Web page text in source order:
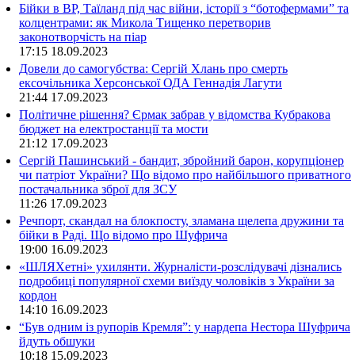
Бійки в ВР, Таїланд під час війни, історії з “ботофермами” та
колцентрами: як Микола Тищенко перетворив
законотворчість на піар
17:15 18.09.2023
Довели до самогубства: Сергій Хлань про смерть
ексочільника Херсонської ОДА Геннадія Лагути
21:44 17.09.2023
Політичне рішення? Єрмак забрав у відомства Кубракова
бюджет на електростанції та мости
21:12 17.09.2023
Сергій Пашинський - бандит, збройний барон, корупціонер
чи патріот України? Що відомо про найбільшого приватного
постачальника зброї для ЗСУ
11:26 17.09.2023
Речпорт, скандал на блокпосту, зламана щелепа дружини та
бійки в Раді. Що відомо про Шуфрича
19:00 16.09.2023
«ШЛЯХетні» ухилянти. Журналісти-розслідувачі дізнались
подробиці популярної схеми виїзду чоловіків з України за
кордон
14:10 16.09.2023
“Був одним із рупорів Кремля”: у нардепа Нестора Шуфрича
йдуть обшуки
10:18 15.09.2023